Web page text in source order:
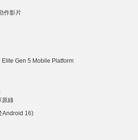
作影片
Gen 5 Mobile Platform
原綠
Android 16)